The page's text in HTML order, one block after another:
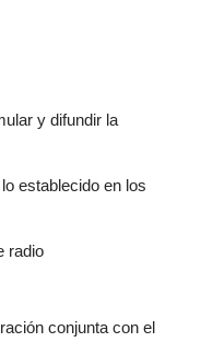
y difundir la
establecido en los
radio
conjunta con el